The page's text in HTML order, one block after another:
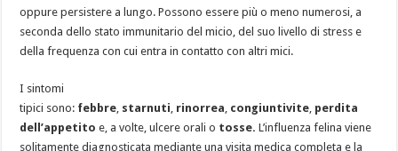
oppure persistere a lungo. Possono essere più o meno numerosi, a
seconda dello stato immunitario del micio, del suo livello di stress e
della frequenza con cui entra in contatto con altri mici.
I sintomi
tipici sono: febbre, starnuti, rinorrea, congiuntivite, perdita
dell’appetito e, a volte, ulcere orali o tosse. L’influenza felina viene
solitamente diagnosticata mediante una visita medica completa e la